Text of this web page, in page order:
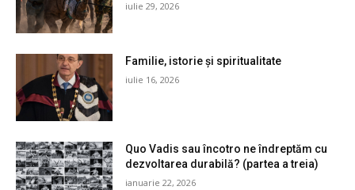
iulie 29, 2026
Familie, istorie și spiritualitate
iulie 16, 2026
Quo Vadis sau încotro ne îndreptăm cu
dezvoltarea durabilă? (partea a treia)
ianuarie 22, 2026